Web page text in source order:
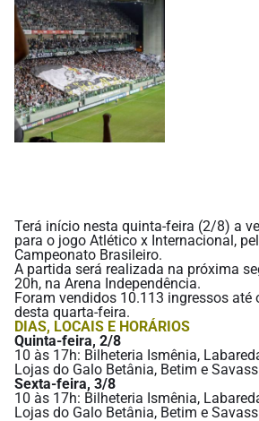
Terá início nesta quinta-feira (2/8) a
para o jogo Atlético x Internacional,
Campeonato Brasileiro.
A partida será realizada na próxima
20h, na Arena Independência.
Foram vendidos 10.113 ingressos até
desta quarta-feira.
DIAS, LOCAIS E HORÁRIOS
Quinta-feira, 2/8
10 às 17h: Bilheteria Ismênia,
Lojas do Galo Betânia, Betim e
Sexta-feira, 3/8
10 às 17h: Bilheteria Ismênia,
Lojas do Galo Betânia, Betim e